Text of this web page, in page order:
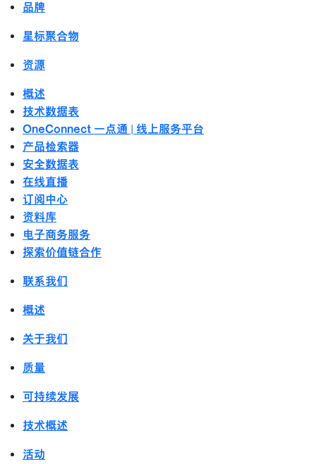
品牌
星标聚合物
资源
概述
技术数据表
OneConnect 一点通 | 线上服务平台
产品检索器
安全数据表
在线直播
订阅中心
资料库
电子商务服务
探索价值链合作
联系我们
概述
关于我们
质量
可持续发展
技术概述
活动